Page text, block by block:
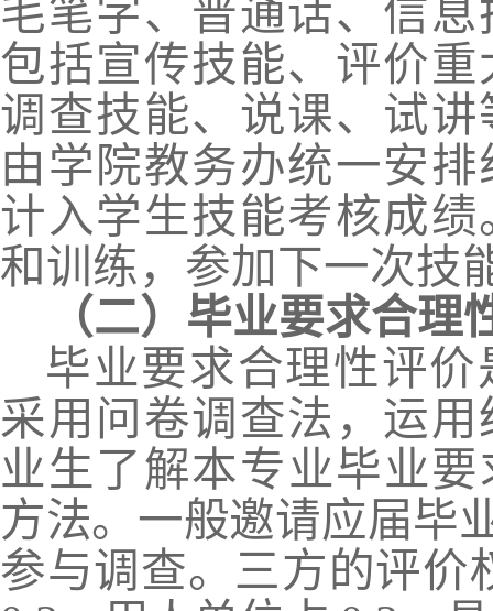
毛笔字、普通话、信
包括宣传技能、评价
调查技能、说课、试
由学院教务办统一安
计入学生技能考核成
和训练， 参加下一次技
（二）毕业要求合理
毕业要求合理性评
采用问卷调查法 ， 运用
业生了解本专业毕业
方法。一般邀请应届毕
参与调 查。三方的评价